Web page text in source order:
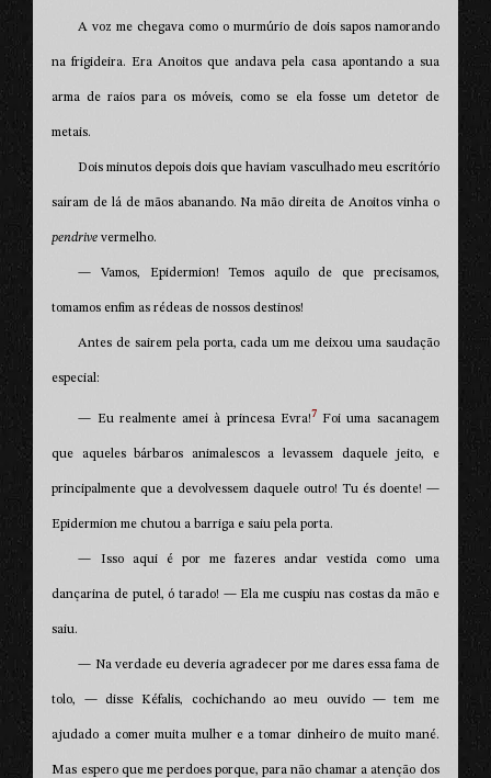
A voz me chegava como o murmúrio de dois sapos namorando
na frigideira. Era Anoitos que andava pela casa apontando a sua
arma de raios para os móveis, como se ela fosse um detetor de
metais.
Dois minutos depois dois que haviam vasculhado meu escritório
saíram de lá de mãos abanando. Na mão direita de Anoitos vinha o
pendrive vermelho.
— Vamos, Epidermion! Temos aquilo de que precisamos,
tomamos enfim as rédeas de nossos destinos!
Antes de sairem pela porta, cada um me deixou uma saudação
especial:
— Eu realmente amei à princesa Evra!7 Foi uma sacanagem
que aqueles bárbaros animalescos a levassem daquele jeito, e
principalmente que a devolvessem daquele outro! Tu és doente! —
Epidermion me chutou a barriga e saiu pela porta.
— Isso aqui é por me fazeres andar vestida como uma
dançarina de putel, ó tarado! — Ela me cuspiu nas costas da mão e
saiu.
— Na verdade eu deveria agradecer por me dares essa fama de
tolo, — disse Kéfalis, cochichando ao meu ouvido — tem me
ajudado a comer muita mulher e a tomar dinheiro de muito mané.
Mas espero que me perdoes porque, para não chamar a atenção dos